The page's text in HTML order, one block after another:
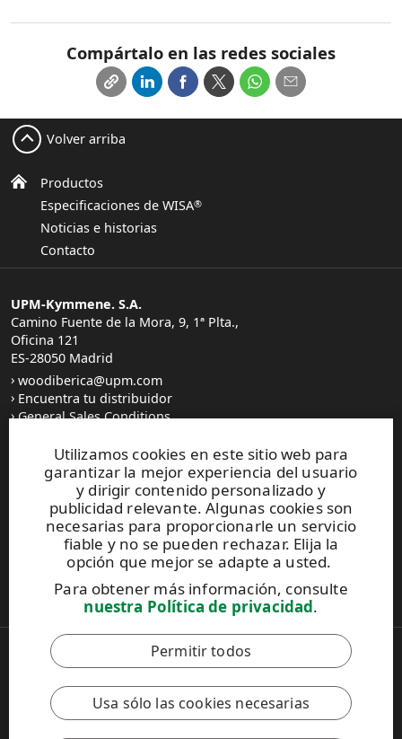
Compártalo en las redes sociales
Utilizamos cookies en este sitio web para
garantizar la mejor experiencia del usuario
y dirigir contenido personalizado y
publicidad relevante. Algunas cookies son
necesarias para proporcionarle un servicio
fiable y no se pueden rechazar. Elija la
opción que mejor se adapte a usted.
Para obtener más información, consulte
nuestra Política de privacidad.
Permitir todos
Usa sólo las cookies necesarias
Productos
Especificaciones de WISA®
Noticias e historias
Contacto
Volver arriba
UPM-Kymmene. S.A.
Camino Fuente de la Mora, 9, 1ª Plta.,
Oficina 121
ES-28050 Madrid
woodiberica@upm.com
Encuentra tu distribuidor
General Sales Conditions
UPM Code of Conduct
Este sitio está protegido por reCAPTCHA y se aplican la
Política de privacidady losTérminos de servicio de Google
Copyright © 2026 UPM
UPM Global
Legal Notice
Privacy Policy